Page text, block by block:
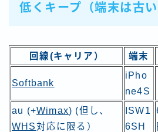
低くキープ（端末は古い
回線(キャリア） 端末
Softbank
iPho
ne4S
au (+Wimax) (但し、
WHS対応に限る）
ISW1
6SH